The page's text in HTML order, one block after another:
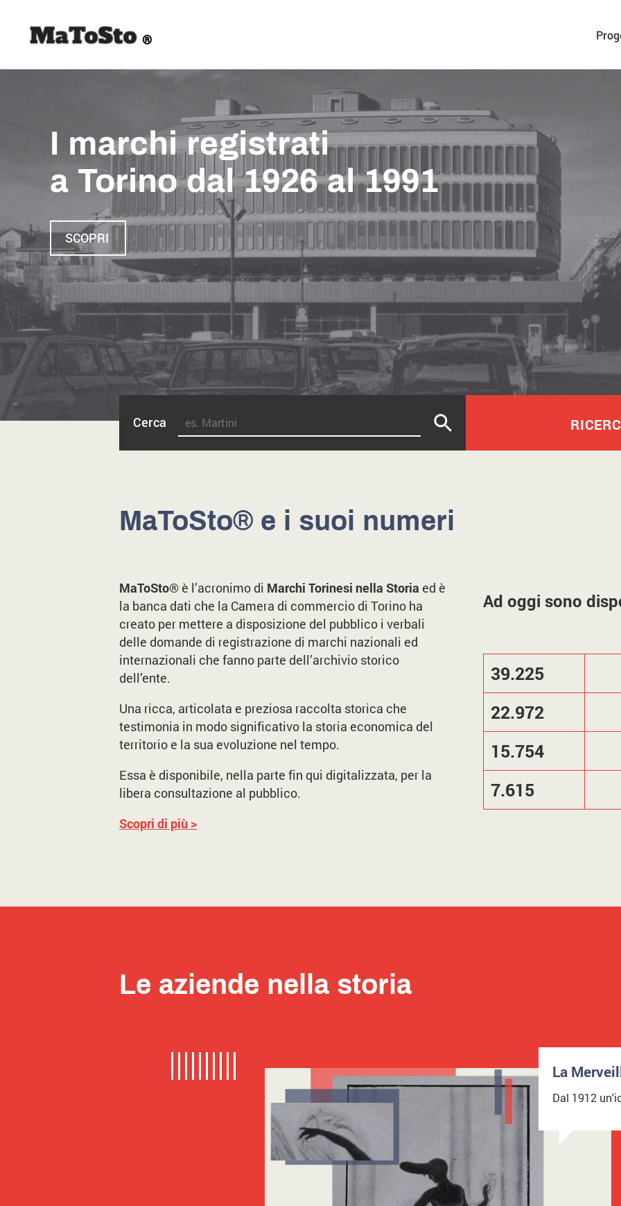
I marchi registrati
a Torino dal 1926 al 1991
SCOPRI
Cerca
MaToSto® e i suoi numeri
MaToSto® è l’acronimo di Marchi Torinesi nella Storia ed è
la banca dati che la Camera di commercio di Torino ha
creato per mettere a disposizione del pubblico i verbali
delle domande di registrazione di marchi nazionali ed
internazionali che fanno parte dell’archivio storico
dell’ente.
Una ricca, articolata e preziosa raccolta storica che
testimonia in modo significativo la storia economica del
territorio e la sua evoluzione nel tempo.
Essa è disponibile, nella parte fin qui digitalizzata, per la
libera consultazione al pubblico.
Scopri di più >
Ad oggi sono
39.225
22.972
15.754
7.615
Le aziende nella storia
La
Dal 1912